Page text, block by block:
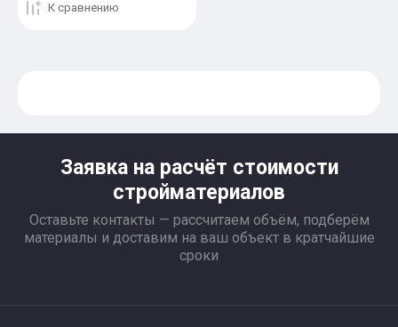
К сравнению
Заявка на расчёт стоимости
стройматериалов
Оставьте контакты — рассчитаем объём, подберём
материалы и доставим на ваш объект в кратчайшие
сроки